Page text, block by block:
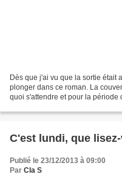
Dès que j'ai vu que la sortie était
plonger dans ce roman. La
quoi s'attendre et pour la période
C'est lundi, que
Publié le 23/12/2013 à 09:00
Par Cla S